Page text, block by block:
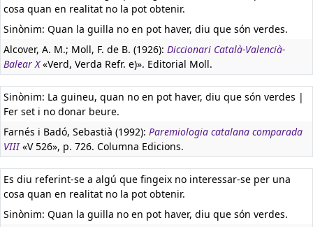
cosa quan en realitat no la pot obtenir.
Sinònim: Quan la guilla no en pot haver, diu que són verdes.
Alcover, A. M.; Moll, F. de B. (1926): Diccionari Català-Valencià-
Balear X«Verd, Verda Refr. e)». Editorial Moll.
Sinònim: La guineu, quan no en pot haver, diu que són verdes |
Fer set i no donar beure.
Farnés i Badó, Sebastià (1992): Paremiologia catalana comparada
VIII«V 526», p. 726. Columna Edicions.
Es diu referint-se a algú que fingeix no interessar-se per una
cosa quan en realitat no la pot obtenir.
Sinònim: Quan la guilla no en pot haver, diu que són verdes.